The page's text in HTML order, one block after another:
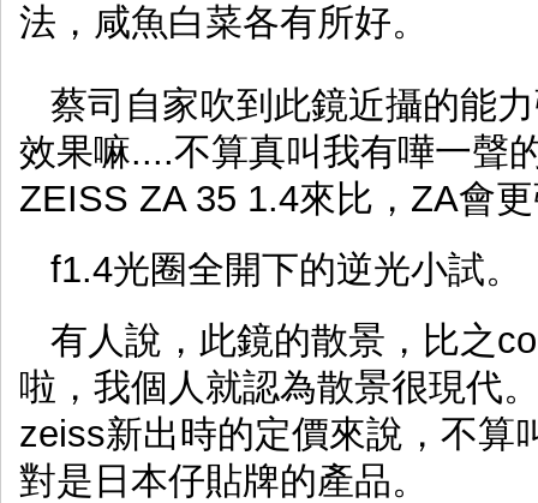
法，咸魚白菜各有所好。
蔡司自家吹到此鏡近攝的能
效果嘛....不算真叫我有嘩一聲
ZEISS ZA 35 1.4來比，ZA會
f1.4光圈全開下的逆光小試。
有人說，此鏡的散景，比之
啦，我個人就認為散景很現代
zeiss新出時的定價來說，不算
對是日本仔貼牌的產品。